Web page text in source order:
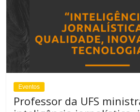
Eventos
Professor da UFS